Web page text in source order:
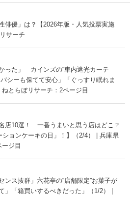
俳優」は？【2026年版・人気投票実施
サーチ
った」 カインズの“車内遮光カーテ
シーも保てて安心」「ぐっすり眠れま
とらぼリサーチ：2ページ目
店10選！ 一番うまいと思う店はどこ？
ションケーキの日」！】（2/4） | 兵庫県
ジ目
ンス抜群」六花亭の“店舗限定”お菓子が
「箱買いするべきだった」（1/2） |